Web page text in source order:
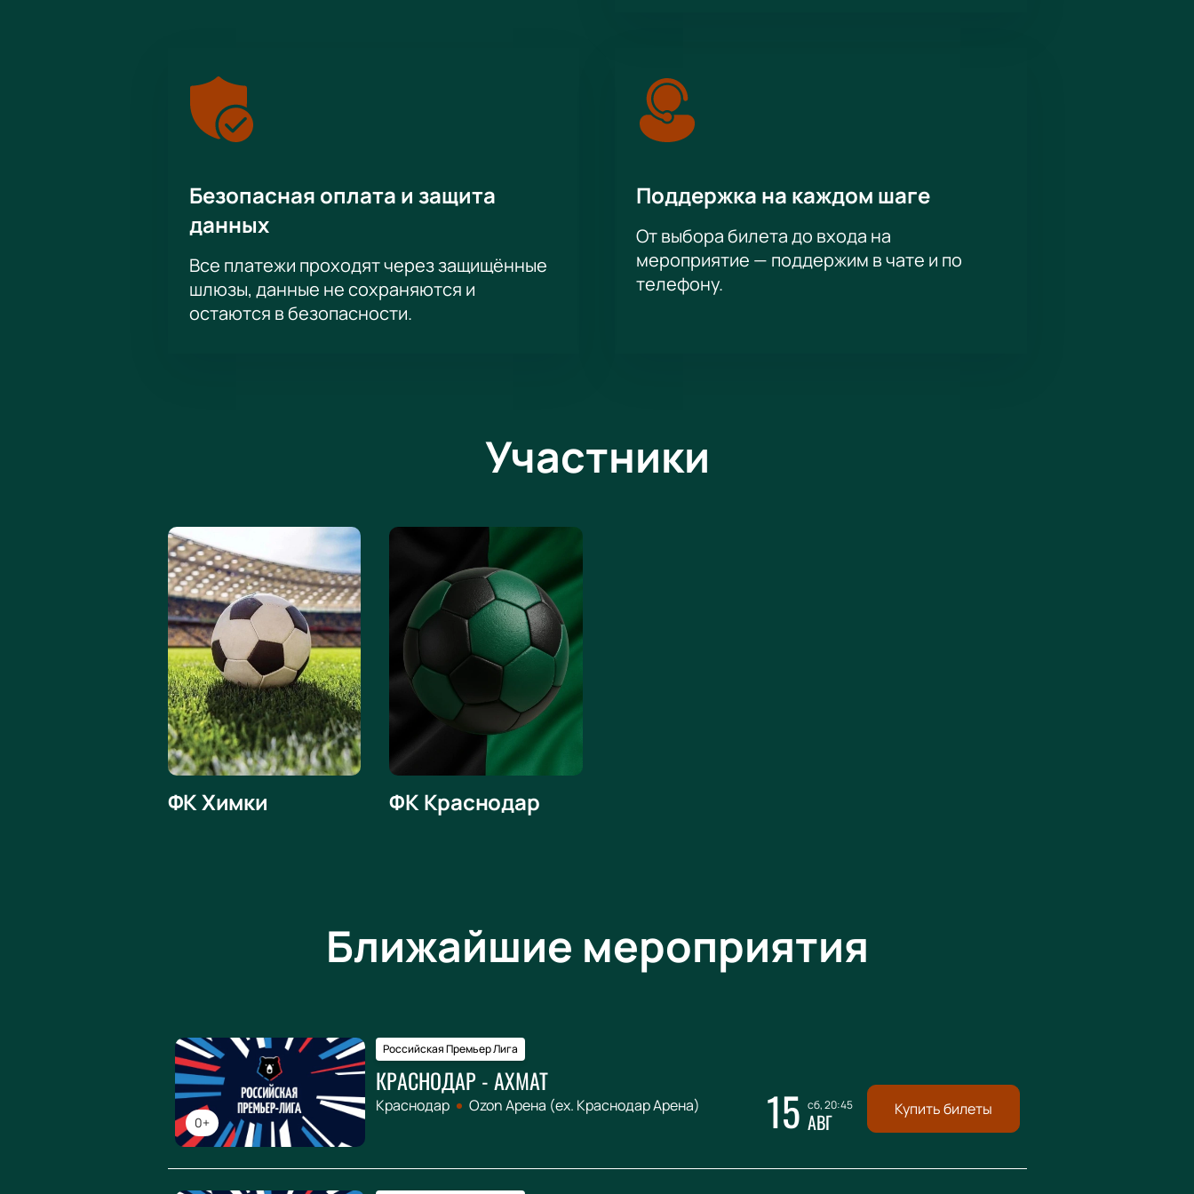
Безопасная оплата и защита
данных
Все платежи проходят через защищённые
шлюзы, данные не сохраняются и
остаются в безопасности.
Поддержка на каждом шаге
От выбора билета до входа на
мероприятие — поддержим в чате и по
телефону.
Участники
ФК Химки ФК Краснодар
Ближайшие мероприятия
0+
Российская Премьер Лига
КРАСНОДАР - АХМАТ
Краснодар Ozon Арена (ex. Краснодар Арена) 15 сб, 20:45
АВГ Купить билеты